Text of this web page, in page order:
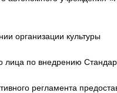
организации культуры
лица по внедрению
регламента